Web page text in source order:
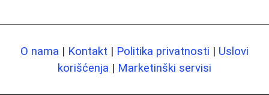
O nama | Kontakt | Politika privatnosti | Uslovi
korišćenja | Marketinški servisi